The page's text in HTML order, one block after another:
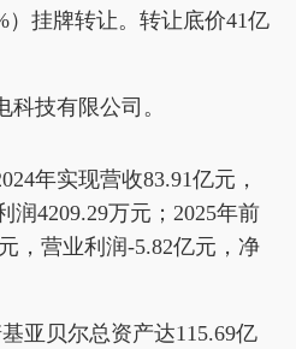
）挂牌转让。转让底价41亿
技有限公司。
年实现营收83.91亿元，
润4209.29万元；2025年前
，营业利润-5.82亿元，净
亚贝尔总资产达115.69亿